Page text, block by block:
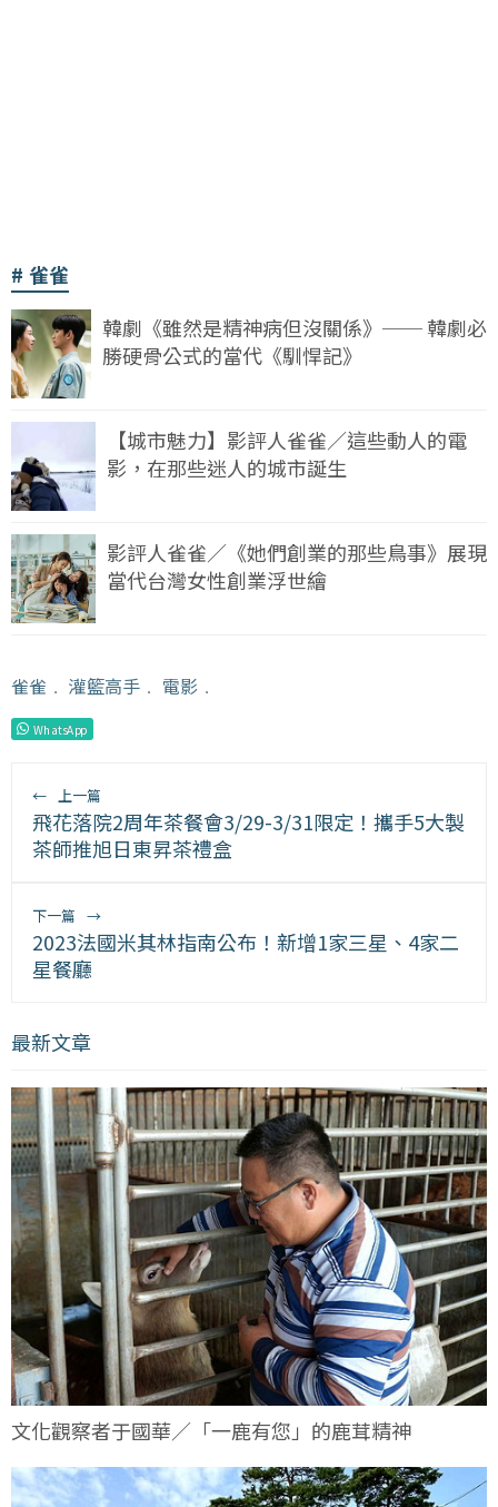
雀雀
韓劇《雖然是精神病但沒關係》── 韓劇必
勝硬骨公式的當代《馴悍記》
【城市魅力】影評人雀雀／這些動人的電
影，在那些迷人的城市誕生
影評人雀雀／《她們創業的那些鳥事》展現
當代台灣女性創業浮世繪
雀雀 ﹒ 灌籃高手 ﹒ 電影 ﹒
WhatsApp
← 上一篇
飛花落院2周年茶餐會3/29-3/31限定！攜手5大製
茶師推旭日東昇茶禮盒
下一篇 →
2023法國米其林指南公布！新增1家三星、4家二
星餐廳
最新文章
文化觀察者于國華／「一鹿有您」的鹿茸精神